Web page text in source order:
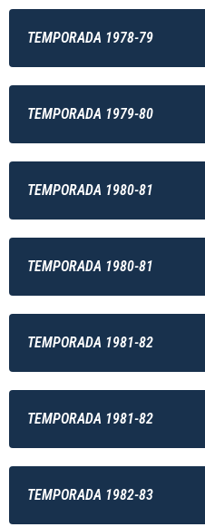
TEMPORADA 1978-79
TEMPORADA 1979-80
TEMPORADA 1980-81
TEMPORADA 1980-81
TEMPORADA 1981-82
TEMPORADA 1981-82
TEMPORADA 1982-83